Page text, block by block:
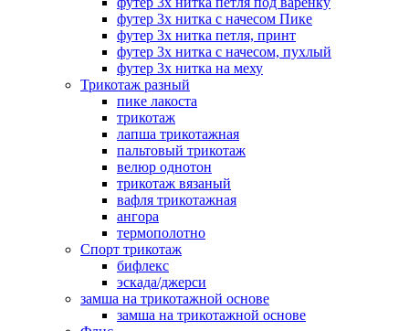
футер 3х нитка с начесом Пике
футер 3х нитка петля, принт
футер 3х нитка с начесом, пухлый
футер 3х нитка на меху
Трикотаж разный
пике лакоста
трикотаж
лапша трикотажная
пальтовый трикотаж
велюр однотон
трикотаж вязаный
вафля трикотажная
ангора
термополотно
Спорт трикотаж
бифлекс
эскада/джерси
замша на трикотажной основе
замша на трикотажной основе